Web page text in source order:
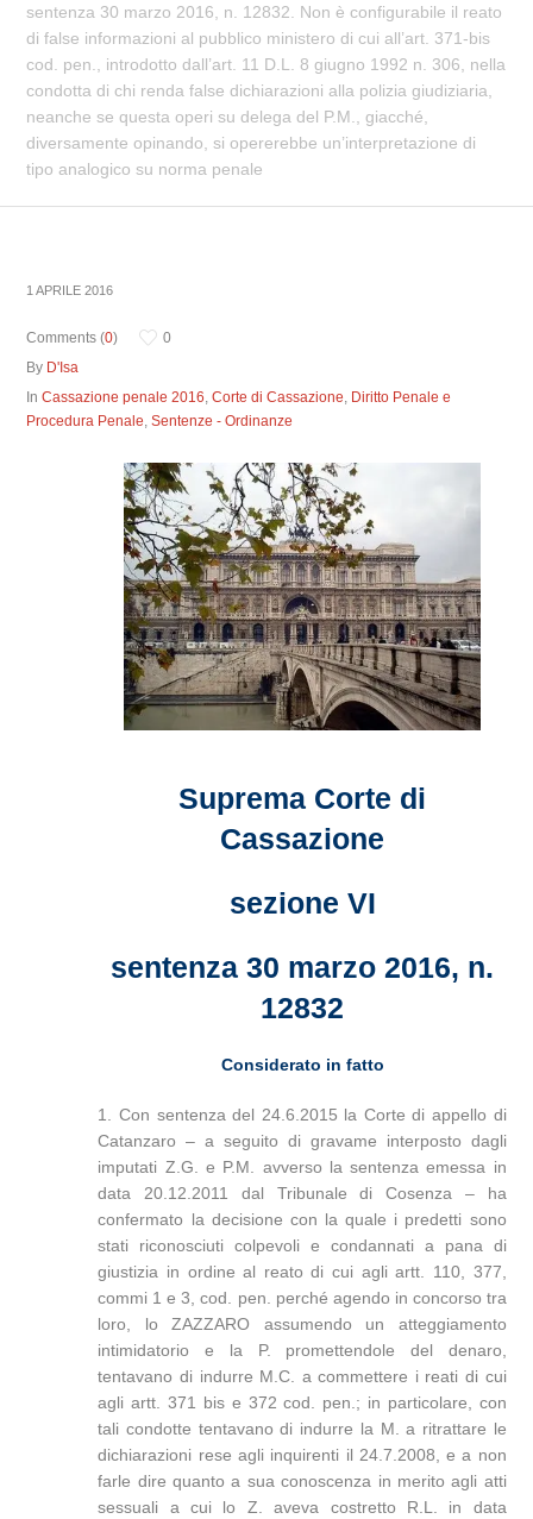
sentenza 30 marzo 2016, n. 12832. Non è configurabile il reato
di false informazioni al pubblico ministero di cui all’art. 371-bis
cod. pen., introdotto dall’art. 11 D.L. 8 giugno 1992 n. 306, nella
condotta di chi renda false dichiarazioni alla polizia giudiziaria,
neanche se questa operi su delega del P.M., giacché,
diversamente opinando, si opererebbe un’interpretazione di
tipo analogico su norma penale
1 APRILE 2016
Comments (0)
0
By D'Isa
InCassazione penale 2016,Corte di Cassazione, Diritto Penale e
Procedura Penale,Sentenze - Ordinanze
Suprema Corte di
Cassazione
sezione VI
sentenza 30 marzo 2016, n.
12832
Considerato in fatto
1. Con sentenza del 24.6.2015 la Corte di appello di
Catanzaro – a seguito di gravame interposto dagli
imputati Z.G. e P.M. avverso la sentenza emessa in
data 20.12.2011 dal Tribunale di Cosenza – ha
confermato la decisione con la quale i predetti sono
stati riconosciuti colpevoli e condannati a pana di
giustizia in ordine al reato di cui agli artt. 110, 377,
commi 1 e 3, cod. pen. perché agendo in concorso tra
loro, lo ZAZZARO assumendo un atteggiamento
intimidatorio e la P. promettendole del denaro,
tentavano di indurre M.C. a commettere i reati di cui
agli artt. 371 bis e 372 cod. pen.; in particolare, con
tali condotte tentavano di indurre la M. a ritrattare le
dichiarazioni rese agli inquirenti il 24.7.2008, e a non
farle dire quanto a sua conoscenza in merito agli atti
sessuali a cui lo Z. aveva costretto R.L. in data